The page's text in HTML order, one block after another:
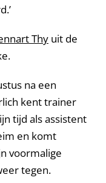
Thy uit de
na een
kent trainer
tijd als assistent
en komt
voormalige
tegen.